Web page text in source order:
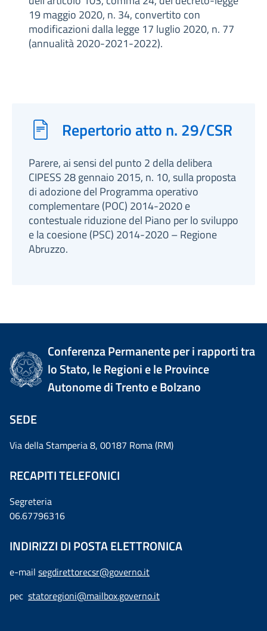
19 maggio 2020, n. 34, convertito con
modificazioni dalla legge 17 luglio 2020, n. 77
(annualità 2020-2021-2022).
Repertorio atto n. 29/CSR
Parere, ai sensi del punto 2 della delibera
CIPESS 28 gennaio 2015, n. 10, sulla proposta
di adozione del Programma operativo
complementare (POC) 2014-2020 e
contestuale riduzione del Piano per lo sviluppo
e la coesione (PSC) 2014-2020 – Regione
Abruzzo.
Conferenza Permanente per i rapporti tra
lo Stato, le Regioni e le Province
Autonome di Trento e Bolzano
SEDE
Via della Stamperia 8, 00187 Roma (RM)
RECAPITI TELEFONICI
Segreteria
06.67796316
INDIRIZZI DI POSTA ELETTRONICA
e-mail segdirettorecsr@governo.it
pec statoregioni@mailbox.governo.it